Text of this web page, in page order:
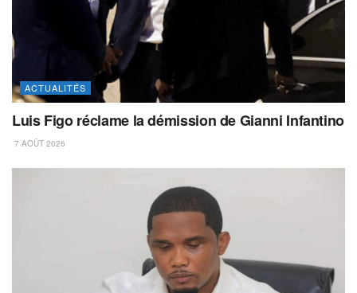
ACTUALITÉS
Luis Figo réclame la démission de Gianni Infantino
7 AOÛT 2026